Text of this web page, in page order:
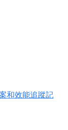
和效能追蹤記